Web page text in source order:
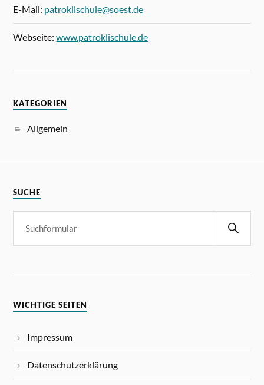
E-Mail: patroklischule@soest.de
Webseite:www.patroklischule.de
KATEGORIEN
Allgemein
SUCHE
WICHTIGE SEITEN
Impressum
Datenschutzerklärung